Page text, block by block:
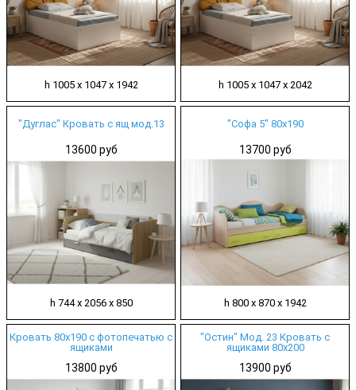
h 1005 х 1047 х 1942 h 1005 х 1047 х 2042
"Дуглас" Кровать с ящ мод.13
13600 руб
h 744 х 2056 х 850
"Софа 5" 80х190
13700 руб
h 800 х 870 х 1942
Кровать 80х190 с фотопечатью с
ящиками
13800 руб
"Остин" Мод. 23 Кровать с
ящиками 80х200
13900 руб